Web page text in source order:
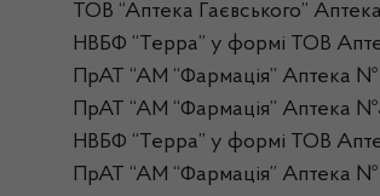
ТОВ “Аптека Гаєвського”
НВБФ “Терра” у формі ТОВ
ПрАТ “АМ “Фармація” Аптека №
ПрАТ “АМ “Фармація” Аптека
НВБФ “Терра” у формі ТОВ
ПрАТ “АМ “Фармація” Аптека №